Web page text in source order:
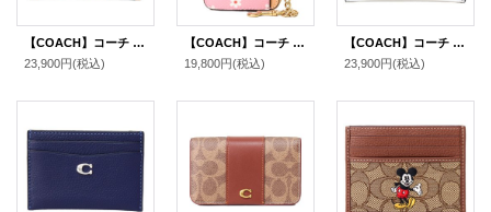
【COACH】コーチ カードケース レオパード ヒョウ柄 レザー アニマル プリント C ロゴ スリム カードケース 定期入れ 名刺入れ BOX付き レオパードマルチ（日本未発売）
23,900円(税込)
【COACH】コーチ コインケース レザー フラワー 花柄 チェーン ロゴ ジップ カードケース カードポーチ 定期入れ 名刺入れ 小銭入れ ピンクマルチカラー（日本未発売）
19,800円(税込)
【COACH】コーチ カードケース レザー メタリック C ロゴ カードケース スリム パスケース 定期入れ 名刺入れ シルバー（日本未発売）
23,900円(税込)